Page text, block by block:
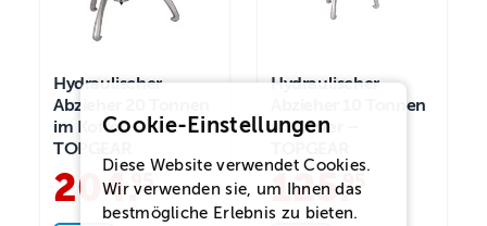
Hydraulischer
Abzieher 20 Tonnen
im Koffer –
TOPGEAR
204.95
Hydraulischer
Abzieher 10 Tonnen
im Koffer –
125.95
Cookie-Einstellungen
Diese Website verwendet Cookies.
Wir verwenden sie, um Ihnen das
bestmögliche Erlebnis zu bieten.